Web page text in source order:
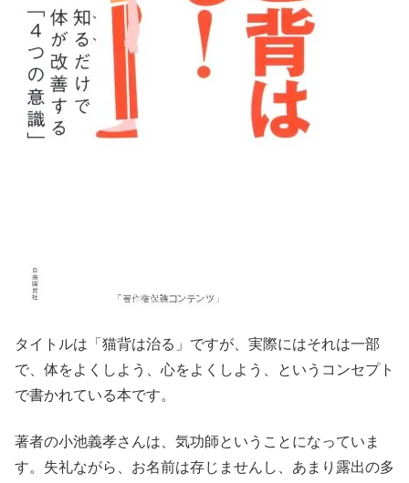
タイトルは「猫背は治る」ですが、実際にはそれは一部
で、体をよくしよう、心をよくしよう、というコンセプト
で書かれている本です。
著者の小池義孝さんは、気功師ということになっていま
す。失礼ながら、お名前は存じませんし、あまり露出の多